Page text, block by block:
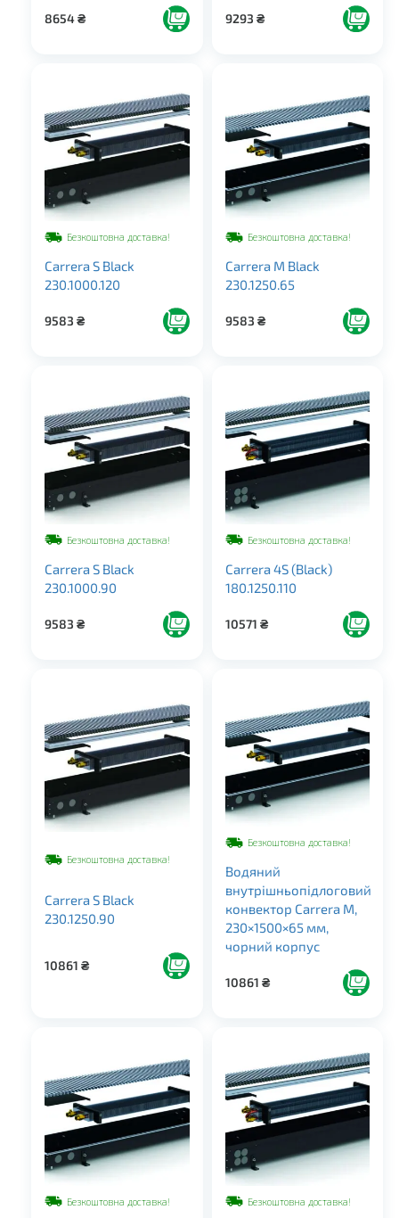
8654₴ 9293 ₴
Безкоштовна доставка!
Carrera S Black
230.1000.120
9583 ₴
Безкоштовна доставка!
Carrera M Black
230.1250.65
9583 ₴
Безкоштовна доставка!
Carrera S Black
230.1000.90
9583 ₴
Безкоштовна доставка!
Carrera 4S (Black)
180.1250.110
10571 ₴
Безкоштовна доставка!
Carrera S Black
230.1250.90
10861 ₴
Безкоштовна доставка!
Водяний
внутрішньопідлоговий
конвектор Carrera M,
230×1500×65 мм,
чорний корпус
10861 ₴
Безкоштовна доставка! Безкоштовна доставка!